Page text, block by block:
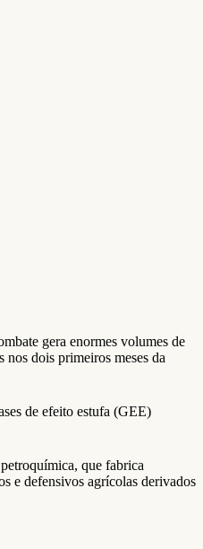
gera enormes volumes de
dois primeiros meses da
de efeito estufa (GEE)
que fabrica
e defensivos agrícolas derivados